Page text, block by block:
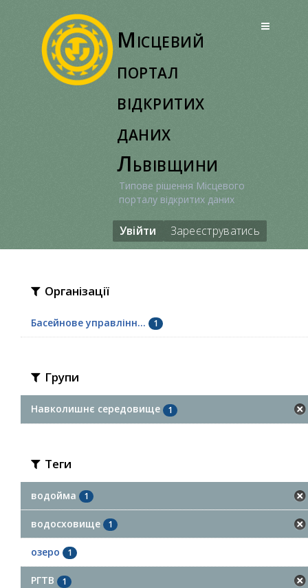
Місцевий
портал
відкритих
даних
Львівщини
Типове рішення Місцевого
порталу відкритих даних
Увійти Зареєструватись
Організації
Басейнове управлінн... 1
Групи
Навколишнє середовище 1
Теги
водойма 1
водосховище 1
озеро 1
РГТВ 1